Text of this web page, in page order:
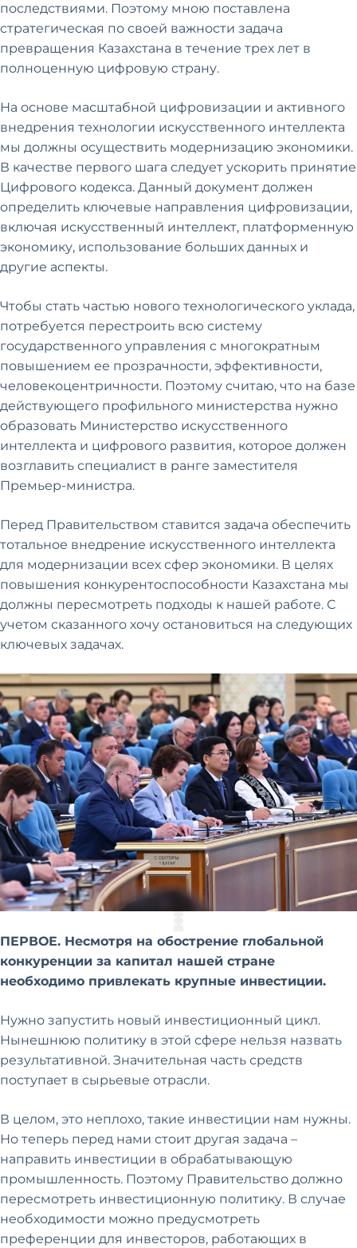
последствиями. Поэтому мною поставлена
стратегическая по своей важности задача
превращения Казахстана в течение трех лет в
полноценную цифровую страну.
На основе масштабной цифровизации и активного
внедрения технологии искусственного интеллекта
мы должны осуществить модернизацию экономики.
В качестве первого шага следует ускорить принятие
Цифрового кодекса. Данный документ должен
определить ключевые направления цифровизации,
включая искусственный интеллект, платформенную
экономику, использование больших данных и
другие аспекты.
Чтобы стать частью нового технологического уклада,
потребуется перестроить всю систему
государственного управления c многократным
повышением ее прозрачности, эффективности,
человекоцентричности. Поэтому считаю, что на базе
действующего профильного министерства нужно
образовать Министерство искусственного
интеллекта и цифрового развития, которое должен
возглавить специалист в ранге заместителя
Премьер-министра.
Перед Правительством ставится задача обеспечить
тотальное внедрение искусственного интеллекта
для модернизации всех сфер экономики. В целях
повышения конкурентоспособности Казахстана мы
должны пересмотреть подходы к нашей работе. С
учетом сказанного хочу остановиться на следующих
ключевых задачах.
ПЕРВОЕ. Несмотря на обострение глобальной
конкуренции за капитал нашей стране
необходимо привлекать крупные инвестиции.
Нужно запустить новый инвестиционный цикл.
Нынешнюю политику в этой сфере нельзя назвать
результативной. Значительная часть средств
поступает в сырьевые отрасли.
В целом, это неплохо, такие инвестиции нам нужны.
Но теперь перед нами стоит другая задача –
направить инвестиции в обрабатывающую
промышленность. Поэтому Правительство должно
пересмотреть инвестиционную политику. В случае
необходимости можно предусмотреть
преференции для инвесторов, работающих в